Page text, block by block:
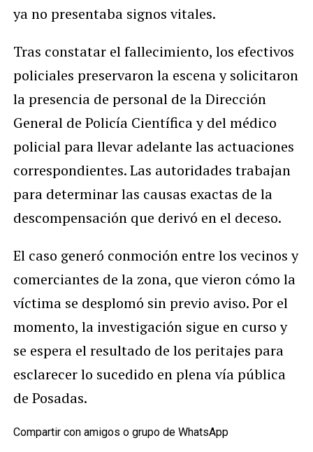
ya no presentaba signos vitales.
Tras constatar el fallecimiento, los efectivos
policiales preservaron la escena y solicitaron
la presencia de personal de la Dirección
General de Policía Científica y del médico
policial para llevar adelante las actuaciones
correspondientes. Las autoridades trabajan
para determinar las causas exactas de la
descompensación que derivó en el deceso.
El caso generó conmoción entre los vecinos y
comerciantes de la zona, que vieron cómo la
víctima se desplomó sin previo aviso. Por el
momento, la investigación sigue en curso y
se espera el resultado de los peritajes para
esclarecer lo sucedido en plena vía pública
de Posadas.
Compartir con amigos o grupo de WhatsApp